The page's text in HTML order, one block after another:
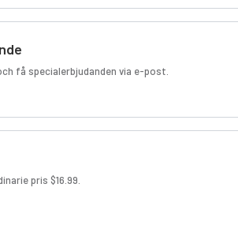
få specialerbjudanden via e-post.
pris $16.99.